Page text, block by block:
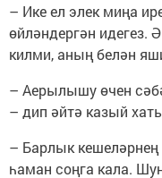
– Ике ел элек миңа
өйләндергән идегез.
килми, аның белән
– Аерылышу өчен
– дип әйтә казый
– Барлык кешеләрнең
һаман соңга кала.